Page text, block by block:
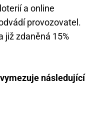
a online
provozovatel.
již zdaněná 15%
následující